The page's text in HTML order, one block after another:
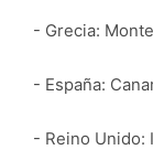
- Grecia:
- España:
- Reino Unido: